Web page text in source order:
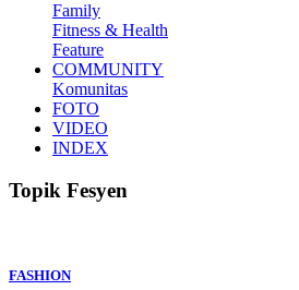
Family
Fitness & Health
Feature
COMMUNITY
Komunitas
FOTO
VIDEO
INDEX
Topik Fesyen
FASHION